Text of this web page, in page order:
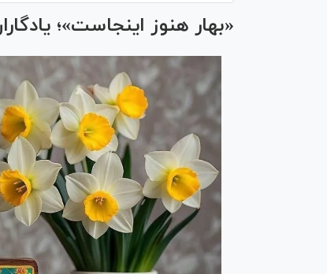
«بهار هنوز اینجاست»؛